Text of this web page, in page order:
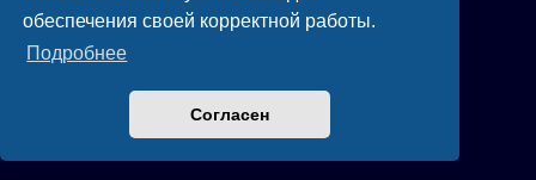
обеспечения своей корректной работы.
Подробнее
Согласен